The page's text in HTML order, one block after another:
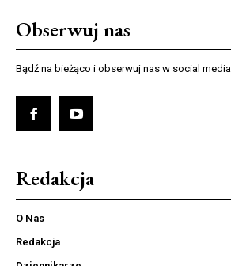
Obserwuj nas
Bądź na bieżąco i obserwuj nas w social media
Redakcja
O Nas
Redakcja